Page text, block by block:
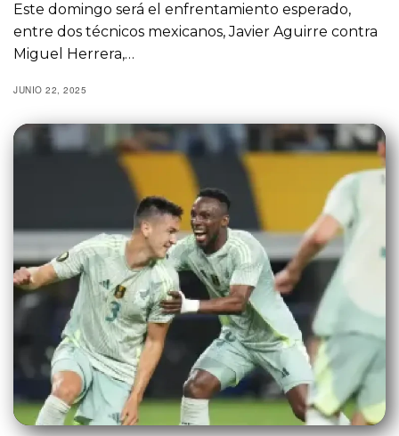
Este domingo será el enfrentamiento esperado,
entre dos técnicos mexicanos, Javier Aguirre contra
Miguel Herrera,…
JUNIO 22, 2025